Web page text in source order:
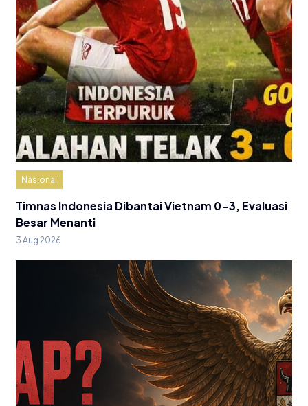
Nasional
Timnas Indonesia Dibantai Vietnam 0-3, Evaluasi
Besar Menanti
3 Aug 2026